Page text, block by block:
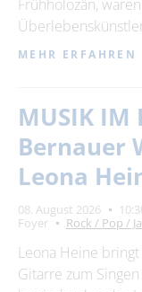
Frühholozän,
MEHR ERFAHREN
MUSIK IM
Bernauer
Leona
08. August 2026
Foyer
Rock / Pop /
Leona Heine
Gitarre zum